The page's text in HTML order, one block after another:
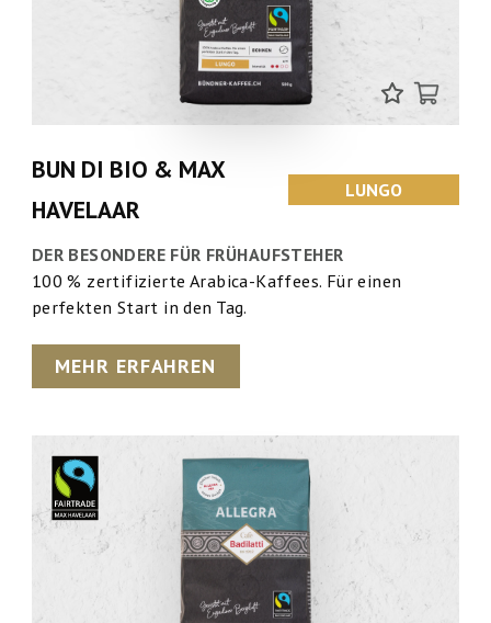
BUN DI BIO & MAX
HAVELAAR
LUNGO
DER BESONDERE FÜR FRÜHAUFSTEHER
100 % zertifizierte Arabica-Kaffees. Für einen
perfekten Start in den Tag.
MEHR ERFAHREN